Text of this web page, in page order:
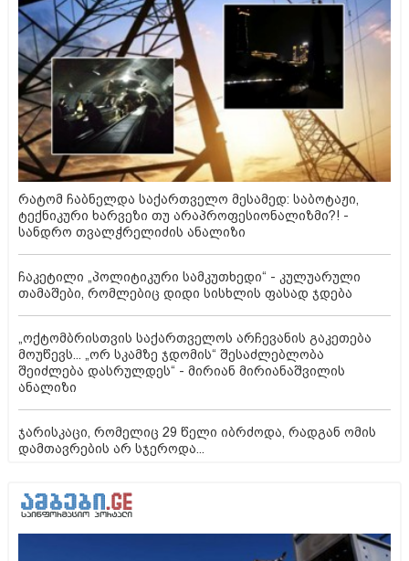
რატომ ჩაბნელდა საქართველო მესამედ: საბოტაჟი,
ტექნიკური ხარვეზი თუ არაპროფესიონალიზმი?! -
სანდრო თვალჭრელიძის ანალიზი
ჩაკეტილი „პოლიტიკური სამკუთხედი“ - კულუარული
თამაშები, რომლებიც დიდი სისხლის ფასად ჯდება
„ოქტომბრისთვის საქართველოს არჩევანის გაკეთება
მოუწევს... „ორ სკამზე ჯდომის“ შესაძლებლობა
შეიძლება დასრულდეს“ - მირიან მირიანაშვილის
ანალიზი
ჯარისკაცი, რომელიც 29 წელი იბრძოდა, რადგან ომის
დამთავრების არ სჯეროდა...